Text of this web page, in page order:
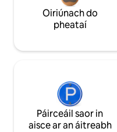
Oiriúnach do
pheataí
Páirceáil saor in
aisce ar an áitreabh